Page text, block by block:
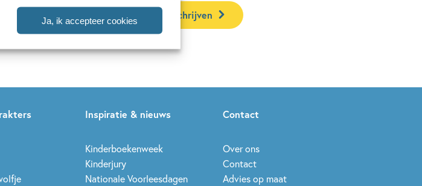
Ja, ik accepteer cookies Naar inschrijven
Inspiratie & nieuws
Kinderboekenweek
Kinderjury
Nationale Voorleesdagen
Contact
Over ons
Contact
Advies op maat